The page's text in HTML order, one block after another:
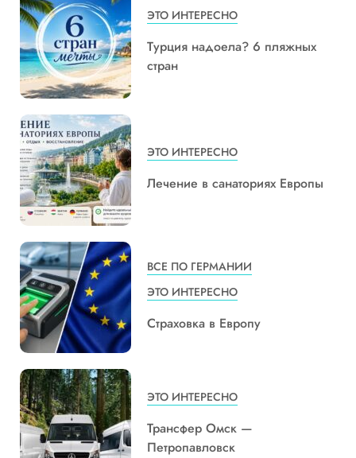
ЭТО ИНТЕРЕСНО
Турция надоела? 6 пляжных
стран
ЭТО ИНТЕРЕСНО
Лечение в санаториях Европы
ВСЕ ПО ГЕРМАНИИ
ЭТО ИНТЕРЕСНО
Страховка в Европу
ЭТО ИНТЕРЕСНО
Трансфер Омск —
Петропавловск